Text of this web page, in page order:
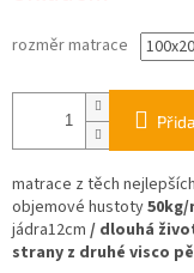
rozměr matrace
matrace z těch
objemové hustoty50kg/
jádra12cm / dlouhá
strany z druhé visco